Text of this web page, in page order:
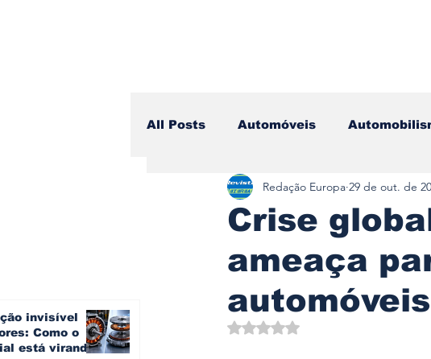
invisível
Como o
está virando
All Posts Automóveis
Camiões Lazer Aviação
Branding & Estratégia
Crise
ameaça
Redação Europa 29 de out. de
Avaliado com NaN de 5 estrelas.